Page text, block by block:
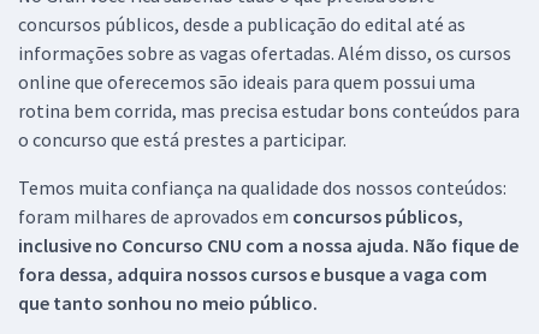
concursos públicos, desde a publicação do edital até as
informações sobre as vagas ofertadas. Além disso, os cursos
online que oferecemos são ideais para quem possui uma
rotina bem corrida, mas precisa estudar bons conteúdos para
o concurso que está prestes a participar.
Temos muita confiança na qualidade dos nossos conteúdos:
foram milhares de aprovados em concursos públicos,
inclusive no Concurso CNU com a nossa ajuda. Não fique de
fora dessa, adquira nossos cursos e busque a vaga com
que tanto sonhou no meio público.